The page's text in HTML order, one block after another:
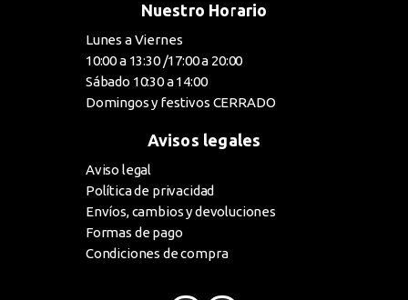
Nuestro Horario
Lunes a Viernes
10:00 a 13:30 /17:00 a 20:00
Sábado 10:30 a 14:00
Domingos y festivos CERRADO
Avisos legales
Aviso legal
Política de privacidad
Envíos, cambios y devoluciones
Formas de pago
Condiciones de compra